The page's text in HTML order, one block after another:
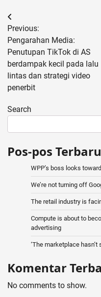
Post
navigation
Previous:
Pengarahan Media:
Penutupan TikTok di AS
berdampak kecil pada lalu
lintas dan strategi video
penerbit
Search
Pos-pos Terbaru
WPP’s boss looks
We’re not turning off
The retail industry is
Compute is about to
advertising
‘The marketplace
Komentar
No comments to show.